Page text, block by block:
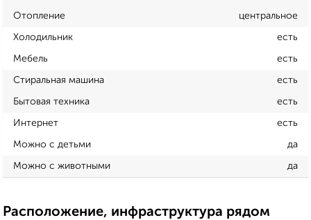
Отопление центральное
Холодильник есть
Мебель есть
Стиральная машина есть
Бытовая техника есть
Интернет есть
Можно с детьми да
Можно с животными да
Расположение, инфраструктура рядом